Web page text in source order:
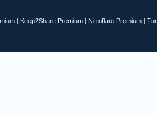
| Keep2Share Premium | Nitroflare Premium |